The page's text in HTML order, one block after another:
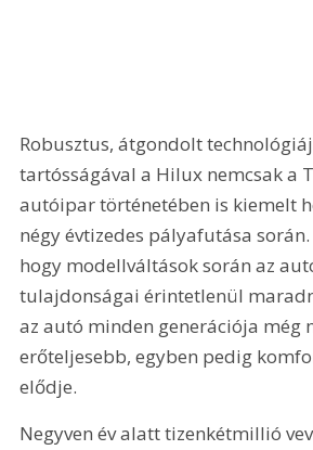
Robusztus, átgondolt
tartósságával a Hilux nemcsak a
autóipar történetében is kiemelt
négy évtizedes pályafutása
hogy modellváltások során az
tulajdonságai érintetlenül
az autó minden generációja még
erőteljesebb, egyben pedig
elődje.
Negyven év alatt tizenkétmillió